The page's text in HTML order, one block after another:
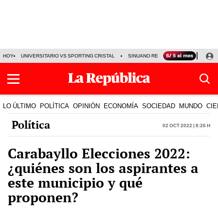
HOY UNIVERSITARIO VS SPORTING CRISTAL SINUANO RESULTADOS HOY
LO ÚLTIMO POLÍTICA OPINIÓN ECONOMÍA SOCIEDAD MUNDO
Política 02 Oct 2022 | 8:26 h
Carabayllo Elecciones 2022:
¿quiénes son los aspirantes a
este municipio y qué
proponen?